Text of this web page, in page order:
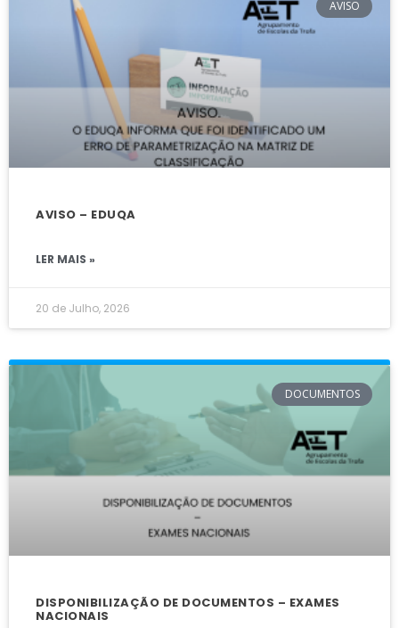
AVISO
AVISO – EDUQA
LER MAIS »
20 de Julho, 2026
DOCUMENTOS
DISPONIBILIZAÇÃO DE DOCUMENTOS – EXAMES
NACIONAIS